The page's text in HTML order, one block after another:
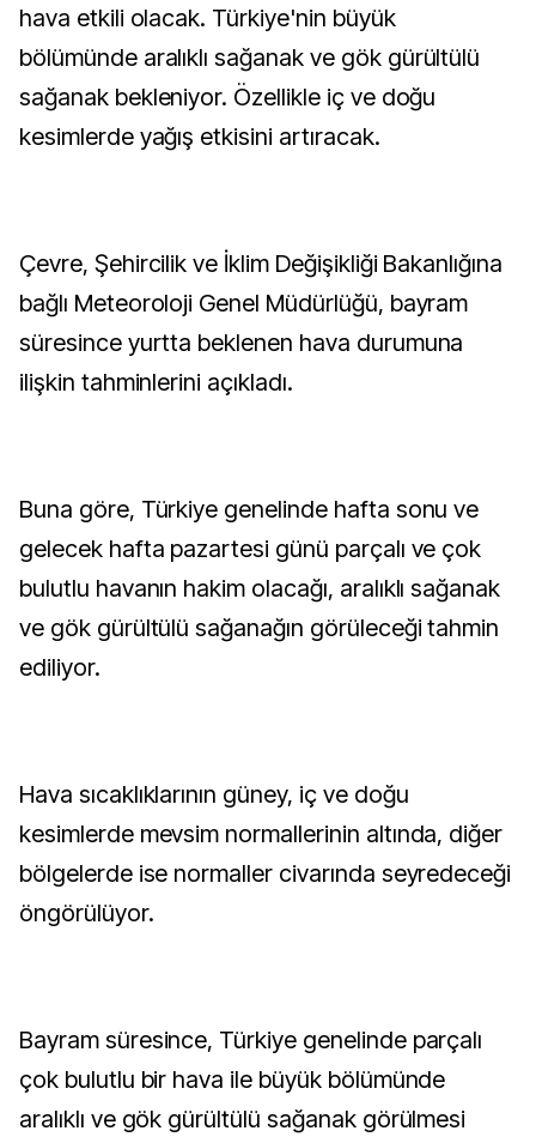
hava etkili olacak. Türkiye'nin büyük
bölümünde aralıklı sağanak ve gök gürültülü
sağanak bekleniyor. Özellikle iç ve doğu
kesimlerde yağış etkisini artıracak.
Çevre, Şehircilik ve İklim Değişikliği Bakanlığına
bağlı Meteoroloji Genel Müdürlüğü, bayram
süresince yurtta beklenen hava durumuna
ilişkin tahminlerini açıkladı.
Buna göre, Türkiye genelinde hafta sonu ve
gelecek hafta pazartesi günü parçalı ve çok
bulutlu havanın hakim olacağı, aralıklı sağanak
ve gök gürültülü sağanağın görüleceği tahmin
ediliyor.
Hava sıcaklıklarının güney, iç ve doğu
kesimlerde mevsim normallerinin altında, diğer
bölgelerde ise normaller civarında seyredeceği
öngörülüyor.
Bayram süresince, Türkiye genelinde parçalı
çok bulutlu bir hava ile büyük bölümünde
aralıklı ve gök gürültülü sağanak görülmesi